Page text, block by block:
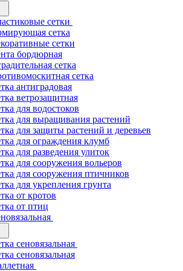
сетки
сетка
сетки
бордюрная
сетка
сетка
антиградовая
ветрозащитная
для водостоков
для выращивания растений
для защиты растений и деревьев
для ограждения клумб
для разведения улиток
для сооружения вольеров
для сооружения птичников
для укрепления грунта
от кротов
от птиц
сеновязальная
сеновязальная